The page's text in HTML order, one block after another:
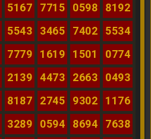
5167 7715 0598
8192
5543 3465 7402
5534
7779 1619 1501
0774
2139 4473 2663
0493
8187 2745 9302
1176
3289 0594 8694 7638